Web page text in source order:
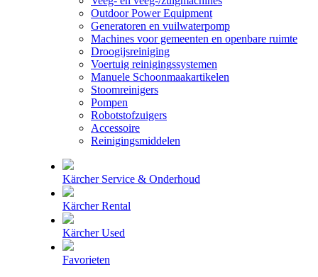
Outdoor Power Equipment
Generatoren en vuilwaterpomp
Machines voor gemeenten en openbare ruimte
Droogijsreiniging
Voertuig reinigingssystemen
Manuele Schoonmaakartikelen
Stoomreinigers
Pompen
Robotstofzuigers
Accessoire
Reinigingsmiddelen
Kärcher Service & Onderhoud
Kärcher Rental
Kärcher Used
Favorieten